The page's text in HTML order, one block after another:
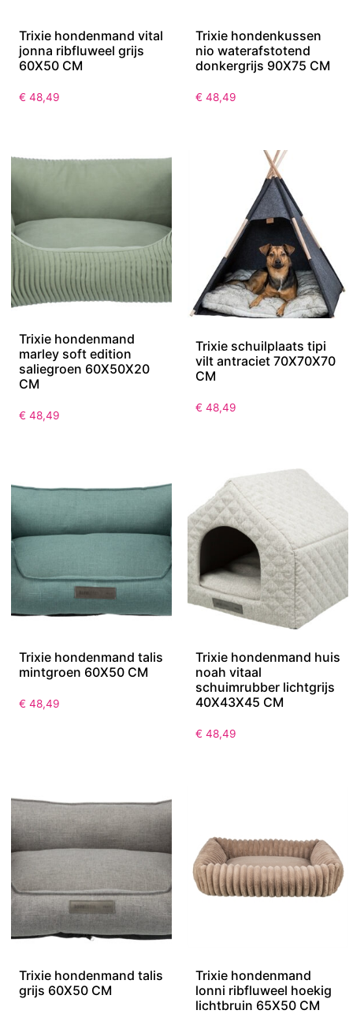
Trixie hondenmand vital
jonna ribfluweel grijs
60X50 CM
€ 48,49
Trixie hondenkussen
nio waterafstotend
donkergrijs 90X75 CM
€ 48,49
Trixie hondenmand
marley soft edition
saliegroen 60X50X20
CM
€ 48,49
Trixie schuilplaats tipi
vilt antraciet 70X70X70
CM
€ 48,49
Trixie hondenmand talis
mintgroen 60X50 CM
€ 48,49
Trixie hondenmand huis
noah vitaal
schuimrubber lichtgrijs
40X43X45 CM
€ 48,49
Trixie hondenmand talis
grijs 60X50 CM
Trixie hondenmand
lonni ribfluweel hoekig
lichtbruin 65X50 CM